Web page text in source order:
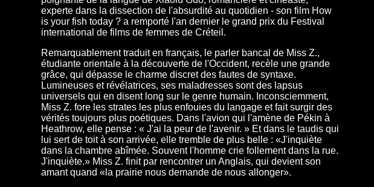
experte dans la dissection de l'absurdité au quotidien - son film How
is your fish today ? a remporté l'an dernier le grand prix du Festival
international de films de femmes de Créteil.
Remarquablement traduit en français, le parler bancal de Miss Z.,
étudiante orientale à la découverte de l'Occident, recèle une grande
grâce, qui dépasse le charme discret des fautes de syntaxe.
Lumineuses et révélatrices, ses maladresses sont des lapsus
universels qui en disent long sur le genre humain. Inconsciemment,
Miss Z. fore les strates les plus enfouies du langage et fait surgir des
vérités toujours plus poétiques. Dans l'avion qui l'amène de Pékin à
Heathrow, elle pense : « J'ai la peur de l'avenir. » Et dans le taudis qui
lui sert de toit à son arrivée, elle tremble de plus belle : «J'inquiète
dans la chambre abîmée. Souvent l'homme crie follement dans la rue.
J'inquiète.» Miss Z. finit par rencontrer un Anglais, qui devient son
amant quand «la prairie nous demande de nous allonger».